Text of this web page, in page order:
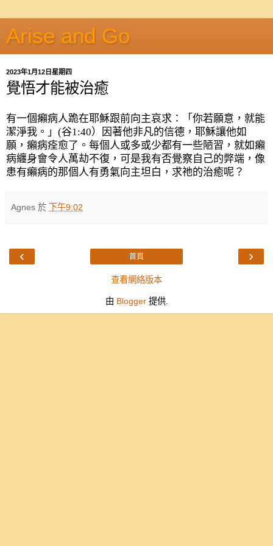
Arise and Go
2023年1月12日星期四
覺悟才能被治癒
有一個癩病人跪在耶穌跟前向主哀求：「你若願意，就能
潔淨我。」 (谷1:40）因著他非凡的信德，耶穌讓他如
願，癩病痊愈了。每個人或多或少都有一些陋習，就如癩
病纏身會令人萬劫不復，可是我有否覺察自己的弊端，像
患有癩病的那個人有勇氣向主坦白，求祂的治癒呢？
Agnes 於 下午9:02
‹ ›
首頁
查看網絡版本
由 Blogger提供.